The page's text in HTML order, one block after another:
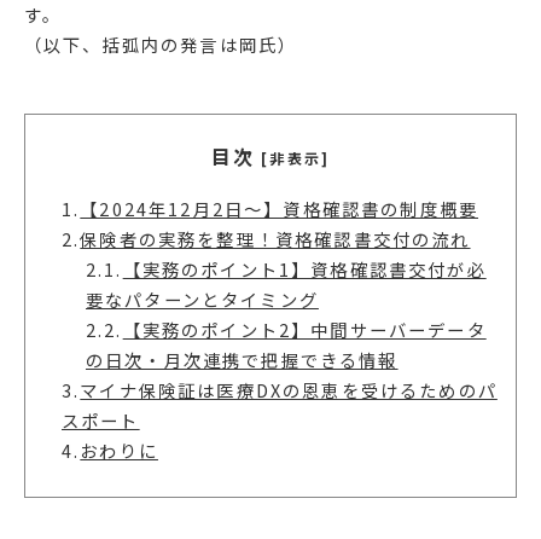
す。
（以下、括弧内の発言は岡氏）
目次 [非表示]
1. 【2024年12月2日～】資格確認書の制度概要
2.保険者の実務を整理！資格確認書交付の流れ
2.1.
【実務のポイント1】資格確認書交付が必
要なパターンとタイミング
2.2.
【実務のポイント2】中間サーバーデータ
の日次・月次連携で把握できる情報
3.マイナ保険証は医療DXの恩恵を受けるためのパ
スポート
4. おわりに